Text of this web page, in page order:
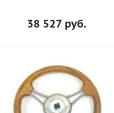
38 527 руб.